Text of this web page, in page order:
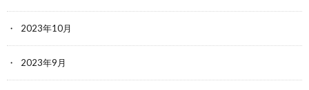
2023年10月
2023年9月